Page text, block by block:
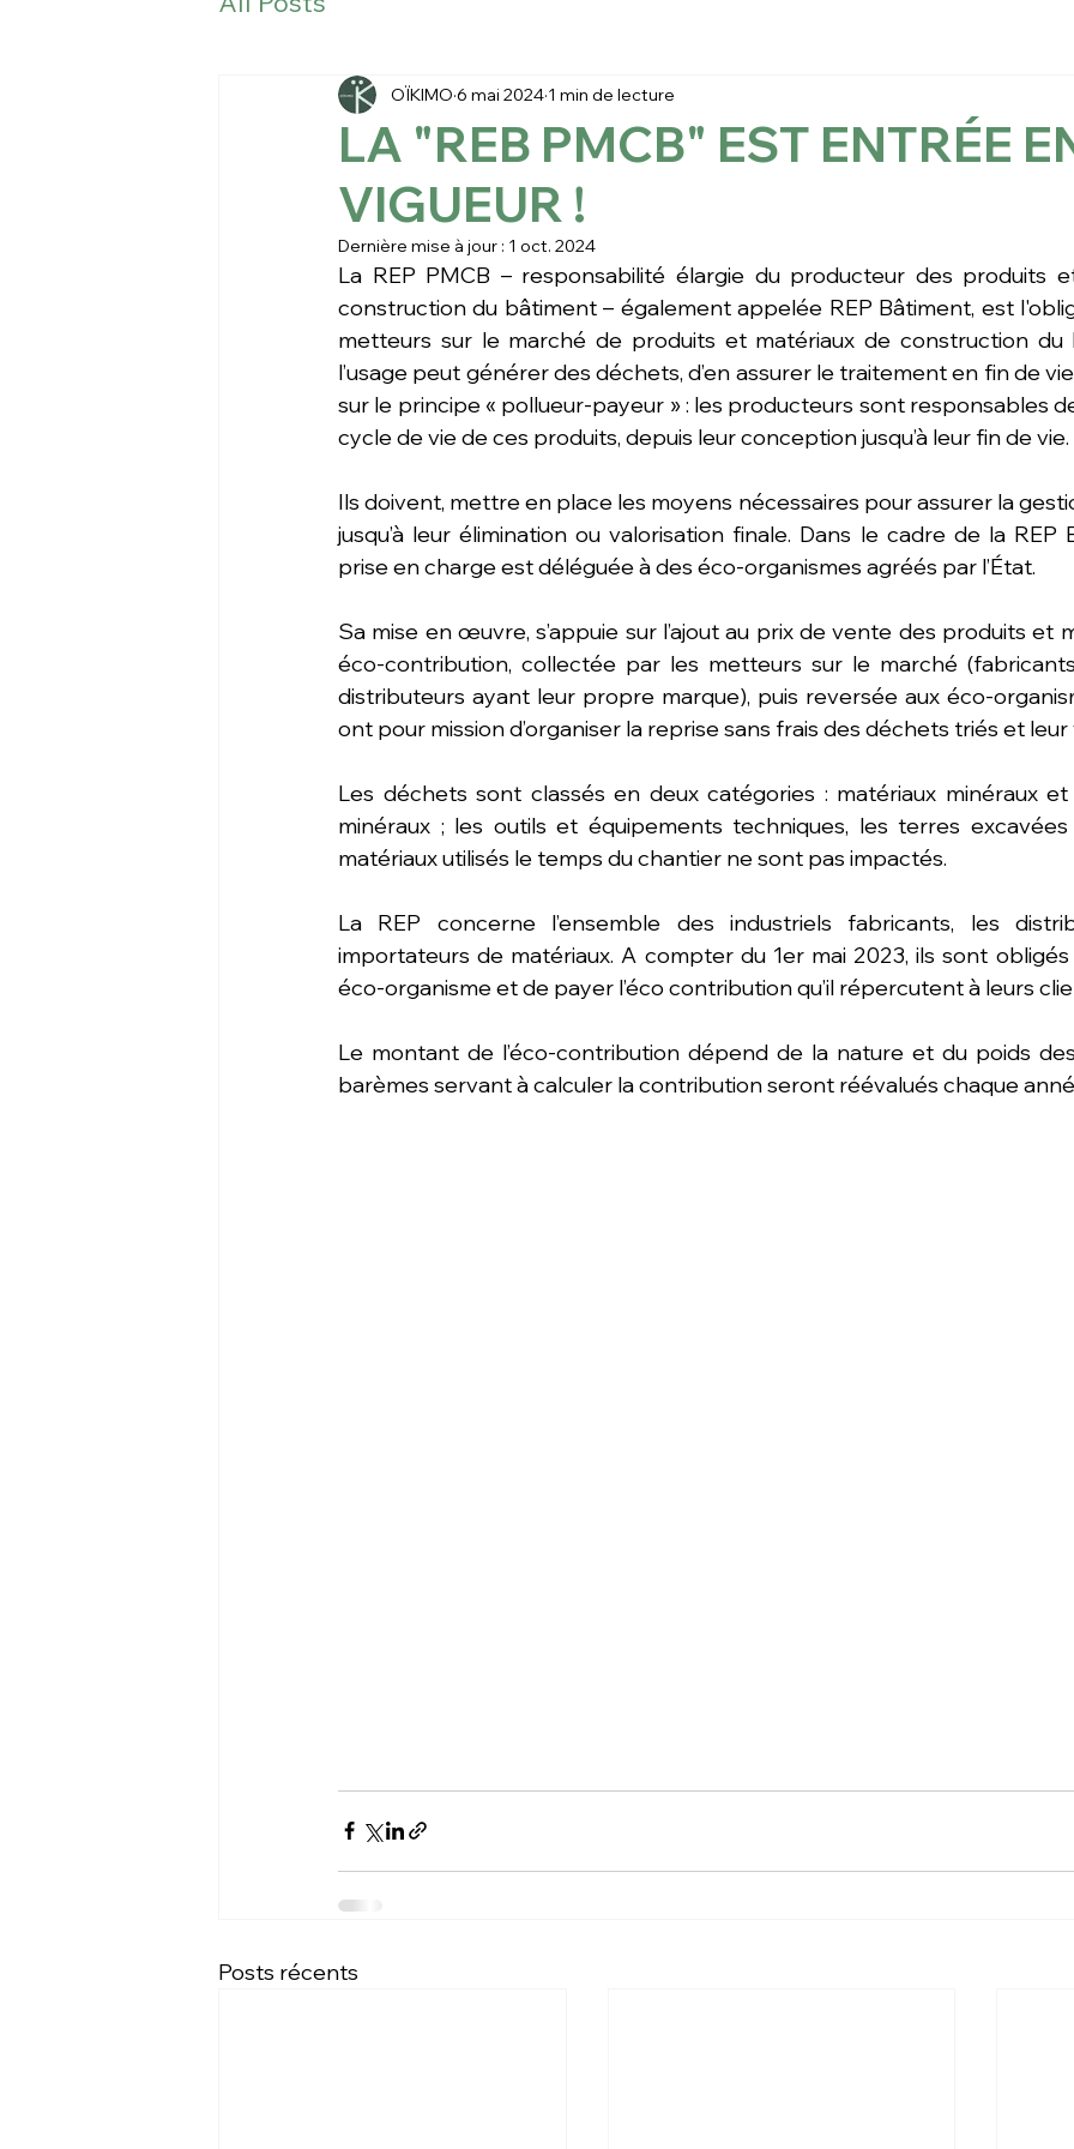
LA "REB PMCB" EST ENTRÉE
VIGUEUR !
OÏKIMO 6 mai 2024 1 min de lecture
Dernière mise à jour : 1 oct. 2024
La REP PMCB – responsabilité élargie du producteur des produits
construction du bâtiment – également appelée REP Bâtiment, est
metteurs sur le marché de produits et matériaux de construction du
l’usage peut générer des déchets, d’en assurer le traitement en fin de
sur le principe « pollueur-payeur » : les producteurs sont responsables
cycle de vie de ces produits, depuis leur conception jusqu’à leur fin de vie.
Ils doivent, mettre en place les moyens nécessaires pour assurer la
jusqu’à leur élimination ou valorisation finale. Dans le cadre de la REP
prise en charge est déléguée à des éco-organismes agréés par l’État.
Sa mise en œuvre, s’appuie sur l’ajout au prix de vente des produits et
éco-contribution, collectée par les metteurs sur le marché
distributeurs ayant leur propre marque), puis reversée aux éco-
ont pour mission d’organiser la reprise sans frais des déchets triés et
Les déchets sont classés en deux catégories : matériaux minéraux
minéraux ; les outils et équipements techniques, les terres
matériaux utilisés le temps du chantier ne sont pas impactés.
La REP concerne l’ensemble des industriels fabricants, les
importateurs de matériaux. A compter du 1er mai 2023, ils sont obligés
éco-organisme et de payer l’éco contribution qu’il répercutent à leurs
Le montant de l’éco-contribution dépend de la nature et du poids
barèmes servant à calculer la contribution seront réévalués chaque
Posts récents